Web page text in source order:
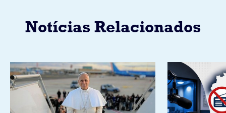
Notícias Relacionados